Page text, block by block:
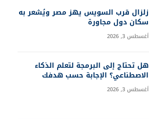
زلزال قرب السويس يهز مصر ويُشعر به
سكان دول مجاورة
أغسطس 3, 2026
هل تحتاج إلى البرمجة لتعلم الذكاء
الاصطناعي؟ الإجابة حسب هدفك
أغسطس 3, 2026